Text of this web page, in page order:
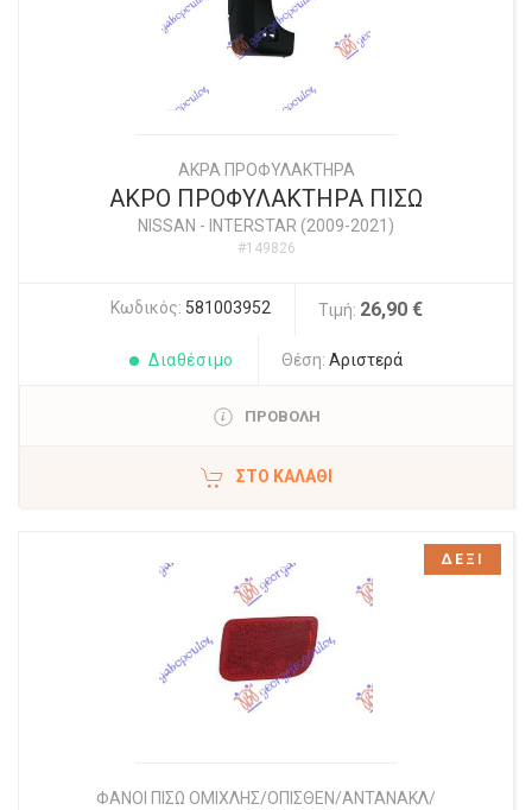
ΑΚΡΑ ΠΡΟΦΥΛΑΚΤΗΡΑ
ΑΚΡΟ ΠΡΟΦΥΛΑΚΤΗΡΑ ΠΙΣΩ
NISSAN - INTERSTAR (2009-2021)
#149826
Κωδικός: 581003952 Τιμή: 26,90 €
Διαθέσιμο Θέση: Αριστερά
ΠΡΟΒΟΛΗ
ΣΤΟ ΚΑΛΆΘΙ
ΦΑΝΟΙ ΠΙΣΩ ΟΜΙΧΛΗΣ/ΟΠΙΣΘΕΝ/ΑΝΤΑΝΑΚΛ/
ΔΕΞΙ